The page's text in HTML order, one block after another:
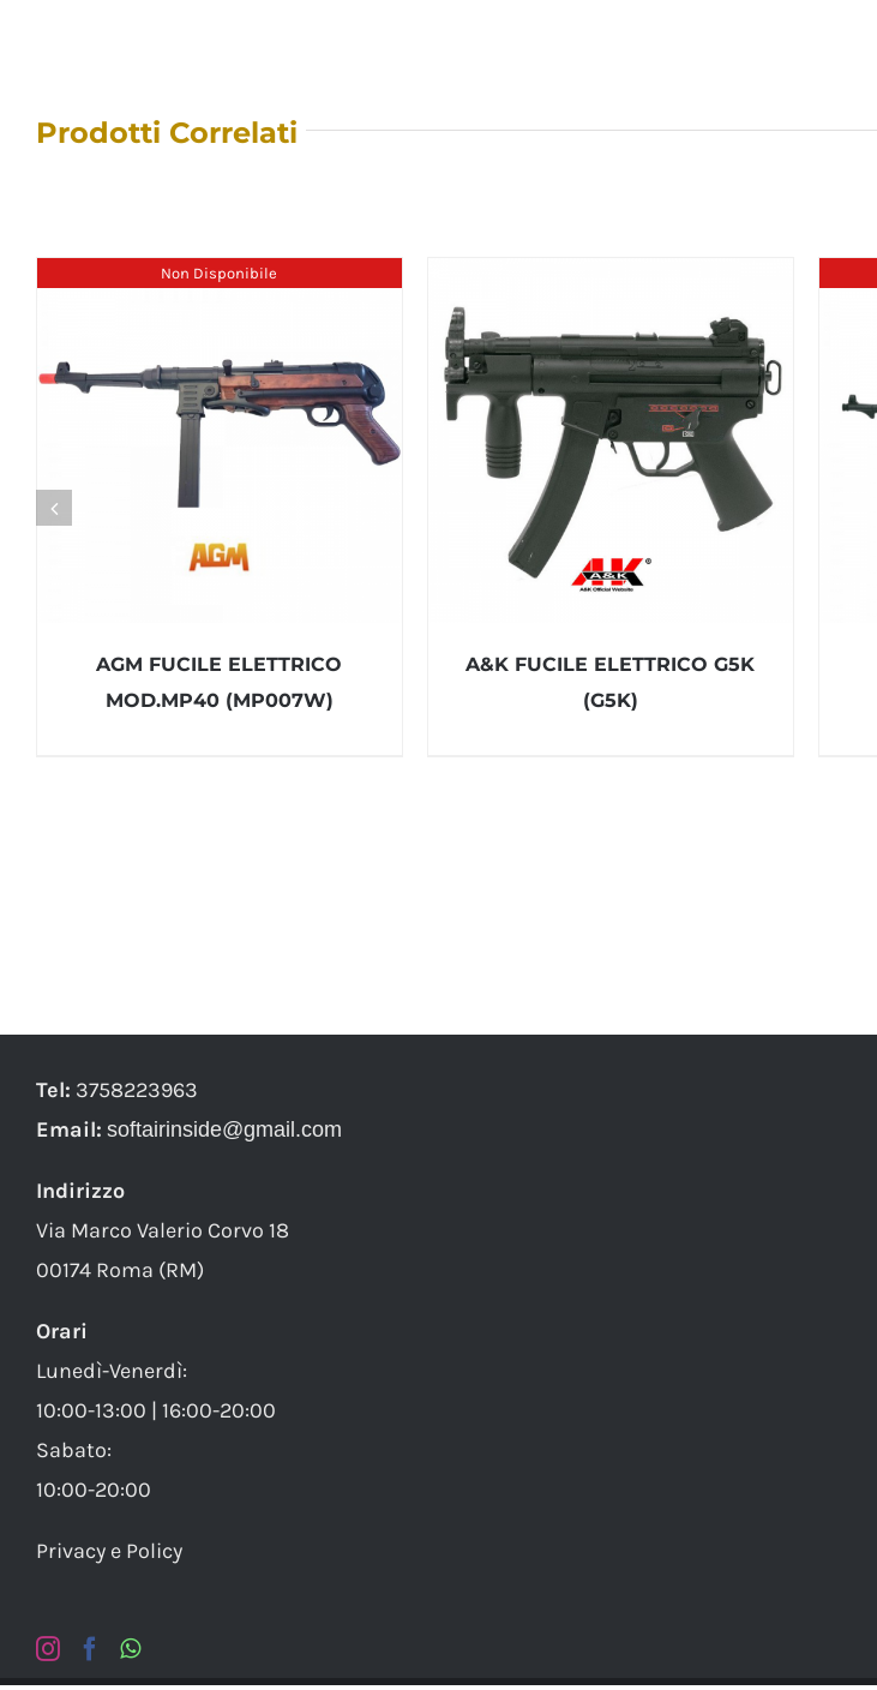
Prodotti Correlati
Non Disponibile
AGM FUCILE ELETTRICO
MOD.MP40 (MP007W)
A&K FUCILE ELETTRICO G5K
(G5K)
Tel: 3758223963
Email: softairinside@gmail.com
Indirizzo
Via Marco Valerio Corvo 18
00174 Roma (RM)
Orari
Lunedì-Venerdì:
10:00-13:00 | 16:00-20:00
Sabato:
10:00-20:00
Privacy e Policy